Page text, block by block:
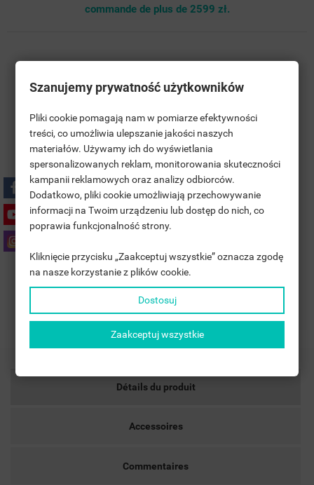
commande de plus de 2599 zł.
Polityka prywatności
Zasady dostawy
Détails du produit
Accessoires
Commentaires
MOJE LISTY ŻYCZEŃ
((TITLE))
((LABEL))
((CANCELTEXT))
CONNEXION
VOUS DEVEZ ÊTRE CONNECTÉ POUR AJOUTER DES
PRODUITS À VOTRE LISTE D'ENVIES.
((CANCELTEXT)) ((LOGINTEXT))
Szanujemy prywatność użytkowników
Pliki cookie pomagają nam w pomiarze efektywności
treści, co umożliwia ulepszanie jakości naszych
materiałów. Używamy ich do wyświetlania
spersonalizowanych reklam, monitorowania skuteczności
kampanii reklamowych oraz analizy odbiorców.
Dodatkowo, pliki cookie umożliwiają przechowywanie
informacji na Twoim urządzeniu lub dostęp do nich, co
poprawia funkcjonalność strony.
Kliknięcie przycisku „Zaakceptuj wszystkie” oznacza zgodę
na nasze korzystanie z plików cookie.
Dostosuj
Zaakceptuj wszystkie